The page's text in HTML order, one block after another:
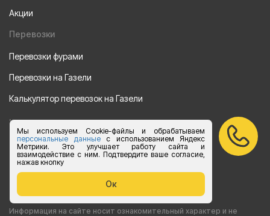
Мы используем Cookie-файлы и обрабатываем
персональные данныес использованием Яндекс
Метрики. Это улучшает работу сайта и
взаимодействие с ним. Подтвердите ваше согласие,
нажав кнопку
Ок
Акции
Перевозки
Перевозки фурами
Перевозки на Газели
Калькулятор перевозок на Газели
Направления
Из Санкт-Петербурга
Из Москвы
Все права защищены 2015-2026 г.
Информация на сайте носит ознакомительный характер и не